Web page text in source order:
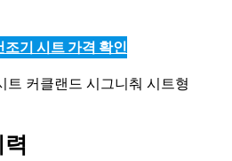
조기 시트 가격 확인